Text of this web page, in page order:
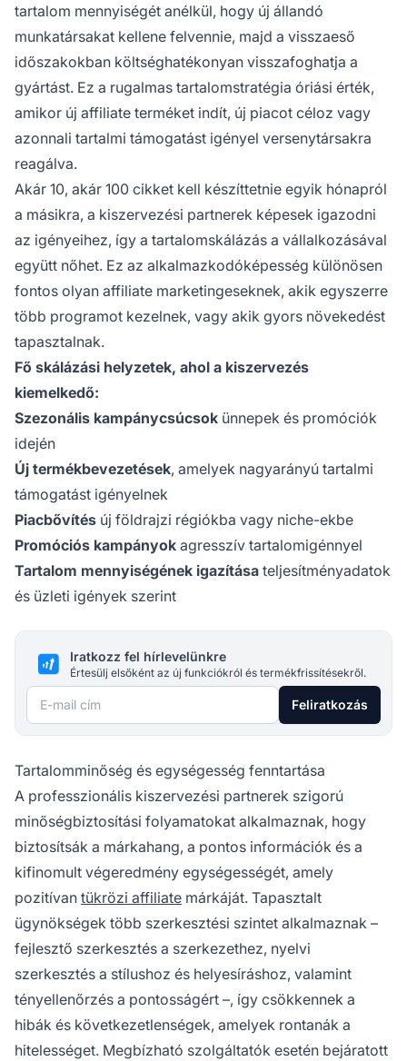
tartalom mennyiségét anélkül, hogy új állandó
munkatársakat kellene felvennie, majd a visszaeső
időszakokban költséghatékonyan visszafoghatja a
gyártást. Ez a rugalmas tartalomstratégia óriási érték,
amikor új affiliate terméket indít, új piacot céloz vagy
azonnali tartalmi támogatást igényel versenytársakra
reagálva.
Akár 10, akár 100 cikket kell készíttetnie egyik hónapról
a másikra, a kiszervezési partnerek képesek igazodni
az igényeihez, így a tartalomskálázás a vállalkozásával
együtt nőhet. Ez az alkalmazkodóképesség különösen
fontos olyan affiliate marketingeseknek, akik egyszerre
több programot kezelnek, vagy akik gyors növekedést
tapasztalnak.
Fő skálázási helyzetek, ahol a kiszervezés
kiemelkedő:
Szezonális kampánycsúcsok ünnepek és promóciók
idején
Új termékbevezetések, amelyek nagyarányú tartalmi
támogatást igényelnek
Piacbővítés új földrajzi régiókba vagy niche-ekbe
Promóciós kampányok agresszív tartalomigénnyel
Tartalom mennyiségének igazítása teljesítményadatok
és üzleti igények szerint
Iratkozz fel hírlevelünkre
Értesülj elsőként az új funkciókról és termékfrissítésekről.
E-mail cím Feliratkozás
Tartalomminőség és egységesség fenntartása
A professzionális kiszervezési partnerek szigorú
minőségbiztosítási folyamatokat alkalmaznak, hogy
biztosítsák a márkahang, a pontos információk és a
kifinomult végeredmény egységességét, amely
pozitívan tükrözi affiliate márkáját. Tapasztalt
ügynökségek több szerkesztési szintet alkalmaznak –
fejlesztő szerkesztés a szerkezethez, nyelvi
szerkesztés a stílushoz és helyesíráshoz, valamint
tényellenőrzés a pontosságért –, így csökkennek a
hibák és következetlenségek, amelyek rontanák a
hitelességet. Megbízható szolgáltatók esetén bejáratott